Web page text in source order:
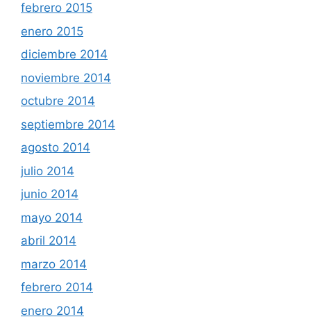
febrero 2015
enero 2015
diciembre 2014
noviembre 2014
octubre 2014
septiembre 2014
agosto 2014
julio 2014
junio 2014
mayo 2014
abril 2014
marzo 2014
febrero 2014
enero 2014